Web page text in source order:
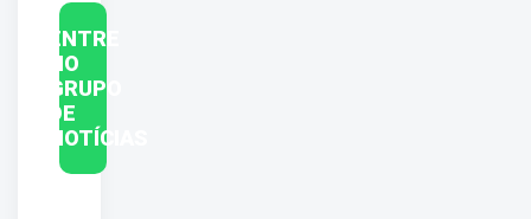
ENTRE
NO
GRUPO
DE
NOTÍCIAS